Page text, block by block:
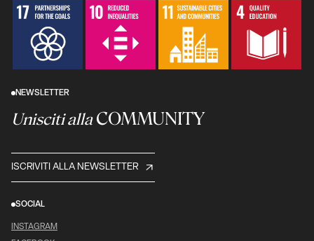
NEWSLETTER
Unisciti allaCOMMUNITY
ISCRIVITI ALLA NEWSLETTER
SOCIAL
INSTAGRAM